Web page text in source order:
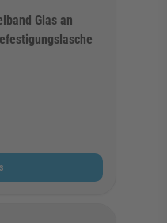
Glas an